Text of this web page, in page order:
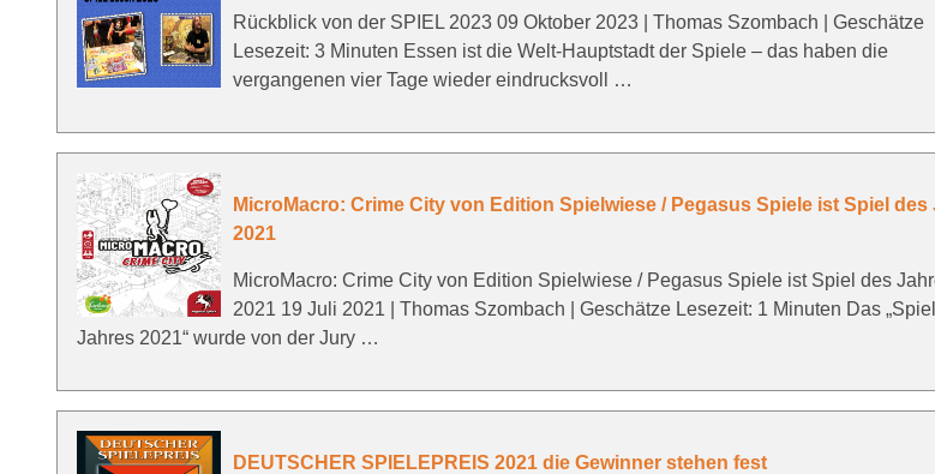
Rückblick von der SPIEL 2023 09 Oktober 2023 | Thomas Szombach | Geschätze
Lesezeit: 3 Minuten Essen ist die Welt-Hauptstadt der Spiele – das haben die
vergangenen vier Tage wieder eindrucksvoll …
MicroMacro: Crime City von Edition Spielwiese / Pegasus Spiele ist Spiel des
2021
MicroMacro: Crime City von Edition Spielwiese / Pegasus Spiele ist Spiel des
2021 19 Juli 2021 | Thomas Szombach | Geschätze Lesezeit: 1 Minuten Das
Jahres 2021“ wurde von der Jury …
DEUTSCHER SPIELEPREIS 2021 die Gewinner stehen fest